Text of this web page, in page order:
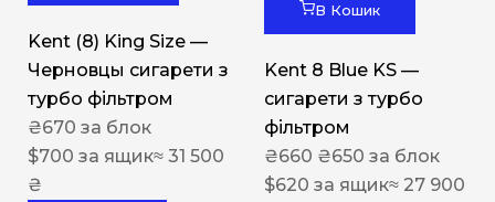
Kent (8) King Size —
Черновцы сигарети з
турбо фільтром
₴670 за блок
$700 за ящик≈ 31 500
₴
В Кошик
Kent 8 Blue KS —
сигарети з турбо
фільтром
₴660 ₴650 за блок
$620 за ящик≈ 27 900